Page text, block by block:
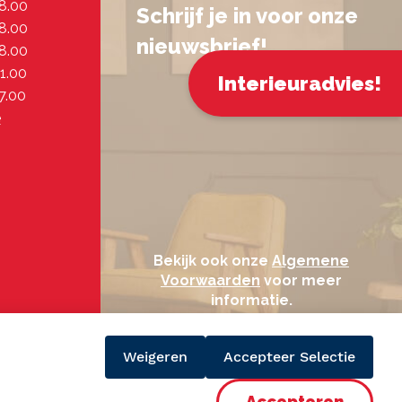
Interieuradvies!
Schrijf je in voor onze
nieuwsbrief!
Bekijk ook onze Algemene
Voorwaarden voor meer
informatie.
Weigeren Accepteer Selectie